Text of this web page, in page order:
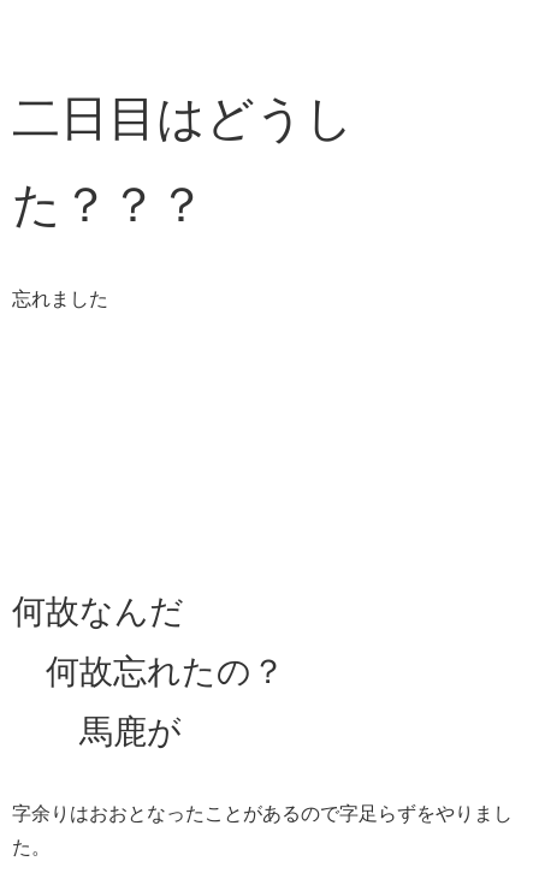
二日目はどうし
た？？？
忘れました
何故なんだ
何故忘れたの？
馬鹿が
字余りはおおとなったことがあるので字足らずをやりまし
た。